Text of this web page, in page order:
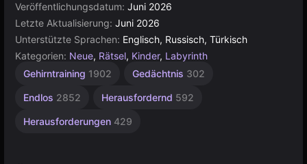
Veröffentlichungsdatum: Juni 2026
Letzte Aktualisierung: Juni 2026
Unterstützte Sprachen: Englisch, Russisch, Türkisch
Kategorien: Neue, Rätsel, Kinder, Labyrinth
Gehirntraining 1902 Gedächtnis 302
Endlos 2852 Herausfordernd 592
Herausforderungen 429